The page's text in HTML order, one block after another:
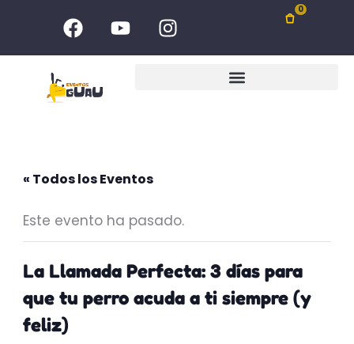
contenido
F
a
c
e
b
Y
o
u
I
n
s
0
« Todos los Eventos
Este evento ha pasado.
La Llamada Perfecta: 3 días para
que tu perro acuda a ti siempre (y
feliz)